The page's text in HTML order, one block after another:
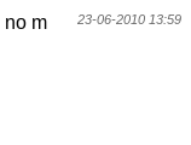
23-06-2010 13:59
no m